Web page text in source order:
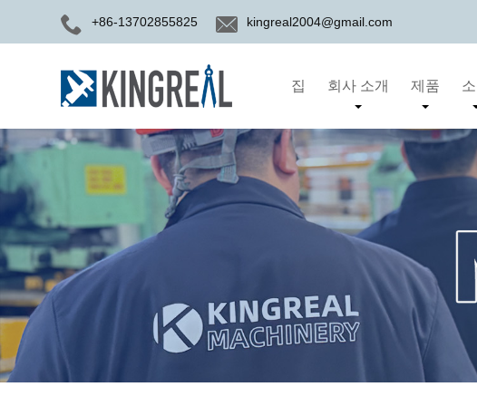
+86-13702855825 kingreal2004@gmail.com
집 회사 소개 제품